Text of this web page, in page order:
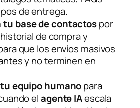
de entrega.
tu base de contactospor
de compra y
que los envíos masivos
y no terminen en
equipo humanopara
elagente IAescala